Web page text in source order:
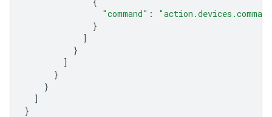
"command" :
}
]
}
]
}
}
]
}